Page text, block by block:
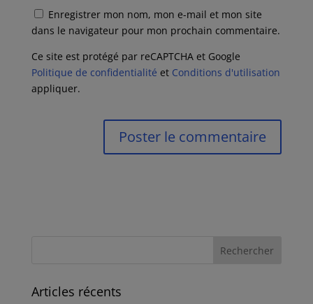
Enregistrer mon nom, mon e-mail et mon site
dans le navigateur pour mon prochain commentaire.
Ce site est protégé par reCAPTCHA et Google
Politique de confidentialité et Conditions d'utilisation
appliquer.
Articles récents